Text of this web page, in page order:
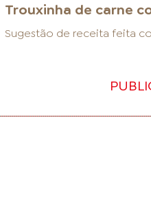
Trouxinha de carne
Sugestão de receita feita